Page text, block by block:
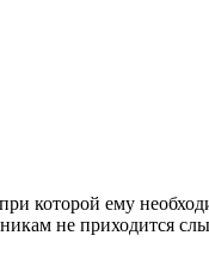
ему
не приходится